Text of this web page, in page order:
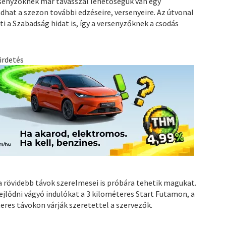
a szezon további edzéseire, versenyeire. Az útvonal
Szabadság hidat is, így a versenyzőknek a csodás
távok szerelmesei is próbára tehetik magukat.
vágyó indulókat a 3 kilométeres Start Futamon, a
távokon várják szeretettel a szervezők.